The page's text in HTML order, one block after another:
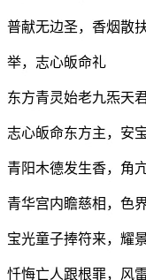
普献无边圣，香烟散
举，志心皈命礼
东方青灵始老九炁天
志心皈命东方主，安
青阳木德发生香，角
青华宫内瞻慈相，色
宝光童子捧符来，耀
忏悔亡人跟根罪，风